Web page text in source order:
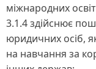
міжнародних
3.1.4 здійснює
юридичних осіб,
на навчання за